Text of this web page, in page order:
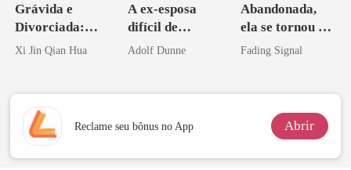
Grávida e
Divorciada:
Escondi o
Xi Jin Qian Hua
A ex-esposa
difícil de
reconquistar
Adolf Dunne
Abandonada,
ela se tornou a
noiva do arqui-
Fading Signal
Reclame seu bônus no App Abrir